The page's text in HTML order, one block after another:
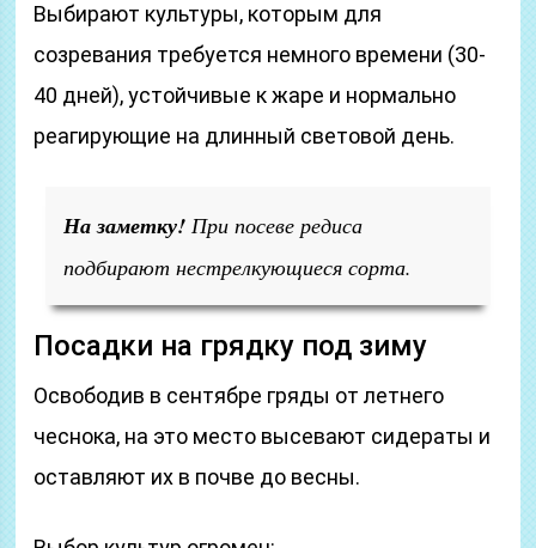
Выбирают культуры, которым для
созревания требуется немного времени (30-
40 дней), устойчивые к жаре и нормально
реагирующие на длинный световой день.
На заметку! При посеве редиса
подбирают нестрелкующиеся сорта.
Посадки на грядку под зиму
Освободив в сентябре гряды от летнего
чеснока, на это место высевают сидераты и
оставляют их в почве до весны.